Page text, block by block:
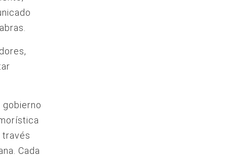
través
Cada